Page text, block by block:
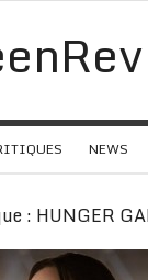
NEWS
: HUNGER